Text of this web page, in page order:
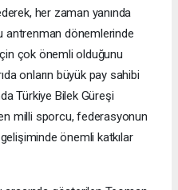
her zaman yanında
antrenman dönemlerinde
çok önemli olduğunu
onların büyük pay sahibi
Türkiye Bilek Güreşi
milli sporcu, federasyonun
önemli katkılar